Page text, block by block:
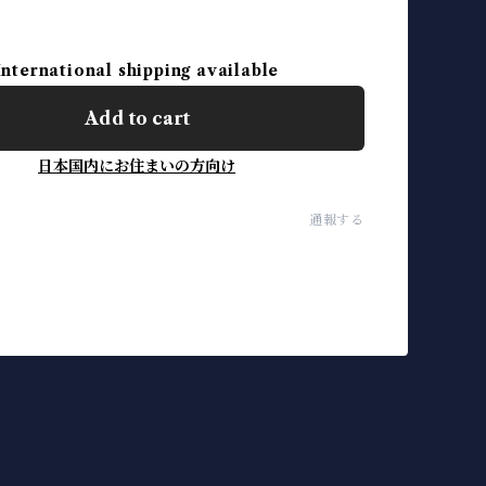
shipping available
Add to cart
日本国内にお住まいの方向け
通報する